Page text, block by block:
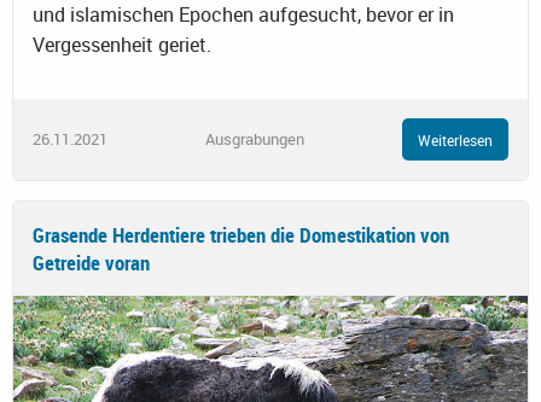
und islamischen Epochen aufgesucht, bevor er in
Vergessenheit geriet.
26.11.2021 Ausgrabungen Weiterlesen
Grasende Herdentiere trieben die Domestikation von
Getreide voran